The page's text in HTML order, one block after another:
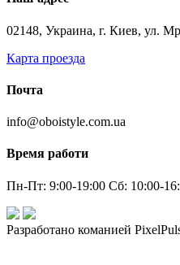
02148, Украина, г. Киев, ул.
Карта проезда
Почта
info@oboistyle.com.ua
Время работи
Пн-Пт: 9:00-19:00 Сб: 10:00-
Разработано команией